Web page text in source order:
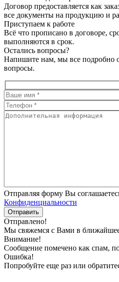
Договор предоставляется как
все документы на продукцию и
Приступаем к работе
Всё что прописано в договоре,
выполняются в срок.
Остались вопросы?
Напишите нам, мы все подробно
вопросы.
Отправляя форму Вы
Конфиденциальности
Отправлено!
Мы свяжемся с Вами в
Внимание!
Сообщение помечено как спам,
Ошибка!
Попробуйте еще раз или